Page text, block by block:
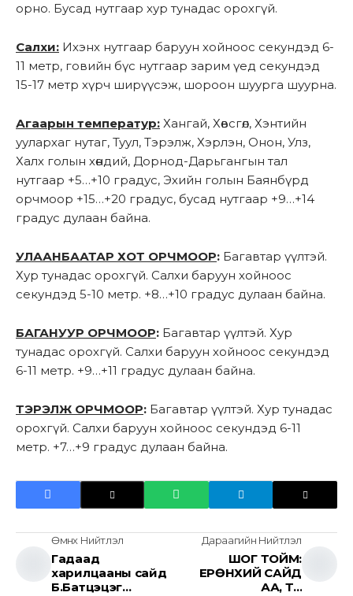
орно. Бусад нутгаар хур тунадас орохгүй.
Салхи: Ихэнх нутгаар баруун хойноос секундэд 6-
11 метр, говийн бүс нутгаар зарим үед секундэд
15-17 метр хүрч ширүүсэж, шороон шуурга шуурна.
Агаарын температур: Хангай, Хөвсгөл, Хэнтийн
уулархаг нутаг, Туул, Тэрэлж, Хэрлэн, Онон, Улз,
Халх голын хөндий, Дорнод-Дарьгангын тал
нутгаар +5…+10 градус, Эхийн голын Баянбүрд
орчмоор +15…+20 градус, бусад нутгаар +9…+14
градус дулаан байна.
УЛААНБААТАР ХОТ ОРЧМООР: Багавтар үүлтэй.
Хур тунадас орохгүй. Салхи баруун хойноос
секундэд 5-10 метр. +8…+10 градус дулаан байна.
БАГАНУУР ОРЧМООР: Багавтар үүлтэй. Хур
тунадас орохгүй. Салхи баруун хойноос секундэд
6-11 метр. +9…+11 градус дулаан байна.
ТЭРЭЛЖ ОРЧМООР: Багавтар үүлтэй. Хур тунадас
орохгүй. Салхи баруун хойноос секундэд 6-11
метр. +7…+9 градус дулаан байна.
Өмнөх Нийтлэл
Гадаад
харилцааны сайд
Б.Батцэцэг
Дараагийн Нийтлэл
ШОГ ТОЙМ:
ЕРӨНХИЙ САЙД
АА, ТА